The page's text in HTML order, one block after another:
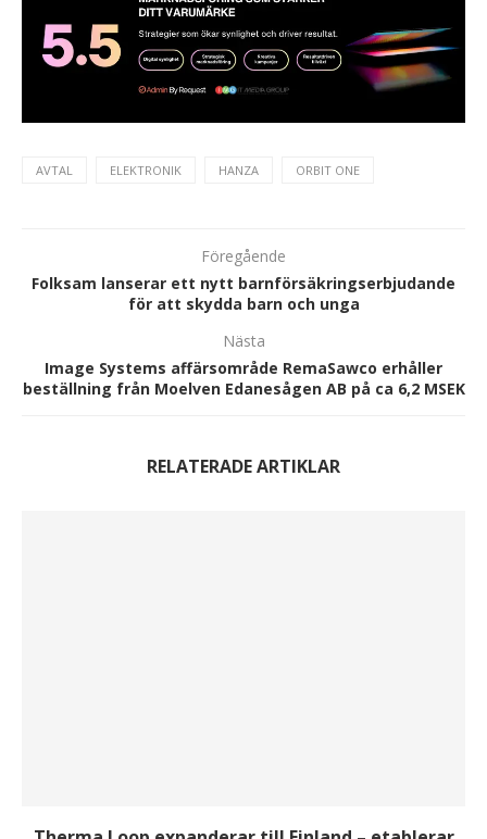
AVTAL ELEKTRONIK HANZA ORBIT ONE
Föregående
Folksam lanserar ett nytt barnförsäkringserbjudande
för att skydda barn och unga
Nästa
Image Systems affärsområde RemaSawco erhåller
beställning från Moelven Edanesågen AB på ca 6,2 MSEK
RELATERADE ARTIKLAR